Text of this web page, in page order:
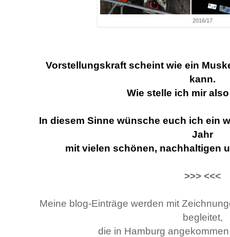
2016/17
Vorstellungskraft scheint wie ein
kann.
Wie stelle ich mir
In diesem Sinne wünsche euch ich ein
Jahr
mit vielen schönen, nachhaltigen
>>> <<<
Meine blog-Einträge werden mit
begleitet,
die in Hamburg